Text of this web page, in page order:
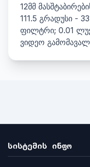
12მმ
111.5 გრადუსი -
ფილტრი; 0.01
ვიდეო
სისტემის ინფო